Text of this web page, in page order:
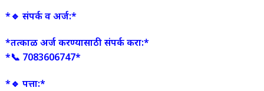
*🔹 संपर्क व अर्ज:*
*तत्काळ अर्ज करण्यासाठी संपर्क करा:*
*📞 7083606747*
*🔹 पत्ता:*